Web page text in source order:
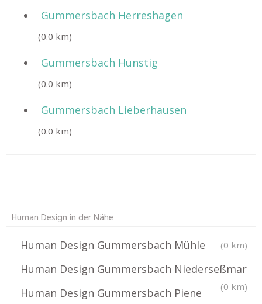
Gummersbach Herreshagen
(0.0 km)
Gummersbach Hunstig
(0.0 km)
Gummersbach Lieberhausen
(0.0 km)
Human Design in der Nähe
Human Design Gummersbach Mühle (0 km)
Human Design Gummersbach Niederseßmar
(0 km)
Human Design Gummersbach Piene